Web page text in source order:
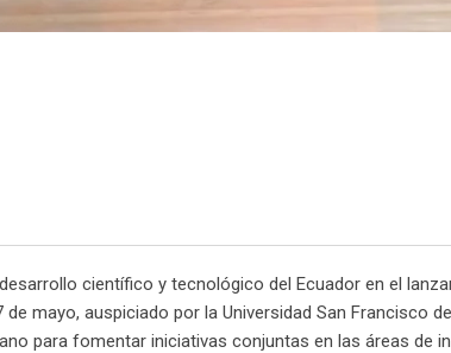
científico y tecnológico del Ecuador en el
mayo, auspiciado por la Universidad San Francisco
para fomentar iniciativas conjuntas en las áreas de